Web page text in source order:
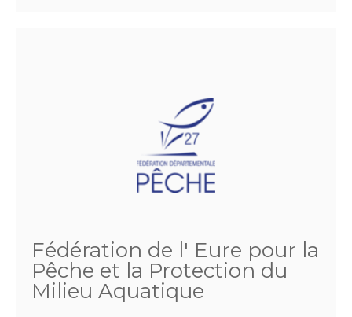
Fédération de l' Eure pour la
Pêche et la Protection du
Milieu Aquatique